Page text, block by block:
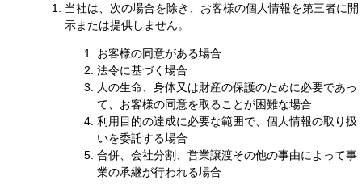
当社は、次の場合を除き、お客様の個人情報を第三者に開
示または提供しません。
お客様の同意がある場合
法令に基づく場合
人の生命、身体又は財産の保護のために必要であっ
て、お客様の同意を取ることが困難な場合
利用目的の達成に必要な範囲で、個人情報の取り扱
いを委託する場合
合併、会社分割、営業譲渡その他の事由によって事
業の承継が行われる場合